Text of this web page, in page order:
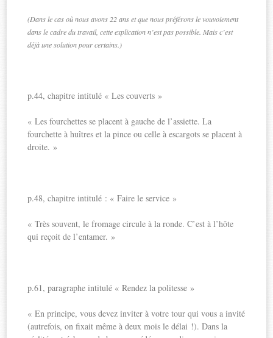
(Dans le cas où nous avons 22 ans et que nous préférons le vouvoiement
dans le cadre du travail, cette explication n’est pas possible. Mais c’est
déjà une solution pour certains.)
p.44, chapitre intitulé « Les couverts »
« Les fourchettes se placent à gauche de l’assiette. La
fourchette à huîtres et la pince ou celle à escargots se placent à
droite. »
p.48, chapitre intitulé : « Faire le service »
« Très souvent, le fromage circule à la ronde. C’est à l’hôte
qui reçoit de l’entamer. »
p.61, paragraphe intitulé « Rendez la politesse »
« En principe, vous devez inviter à votre tour qui vous a invité
(autrefois, on fixait même à deux mois le délai !). Dans la